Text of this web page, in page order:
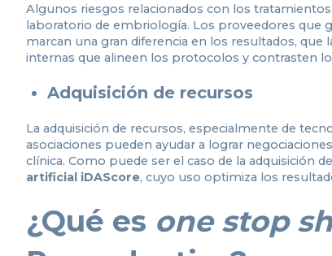
Algunos riesgos relacionados con los
laboratorio de embriología. Los proveedores que
marcan una gran diferencia en los resultados,
internas que alineen los protocolos y contrasten
Adquisición de recursos
La adquisición de recursos, especialmente de
asociaciones pueden ayudar a lograr
clínica. Como puede ser el caso de la adquisición
artificial iDAScore, cuyo uso optimiza los
¿Qué es one stop